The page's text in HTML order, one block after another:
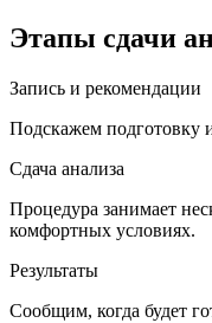
Этапы сдачи
Запись и рекомендации
Подскажем подготовку
Сдача анализа
Процедура занимает
комфортных условиях.
Результаты
Сообщим, когда будет